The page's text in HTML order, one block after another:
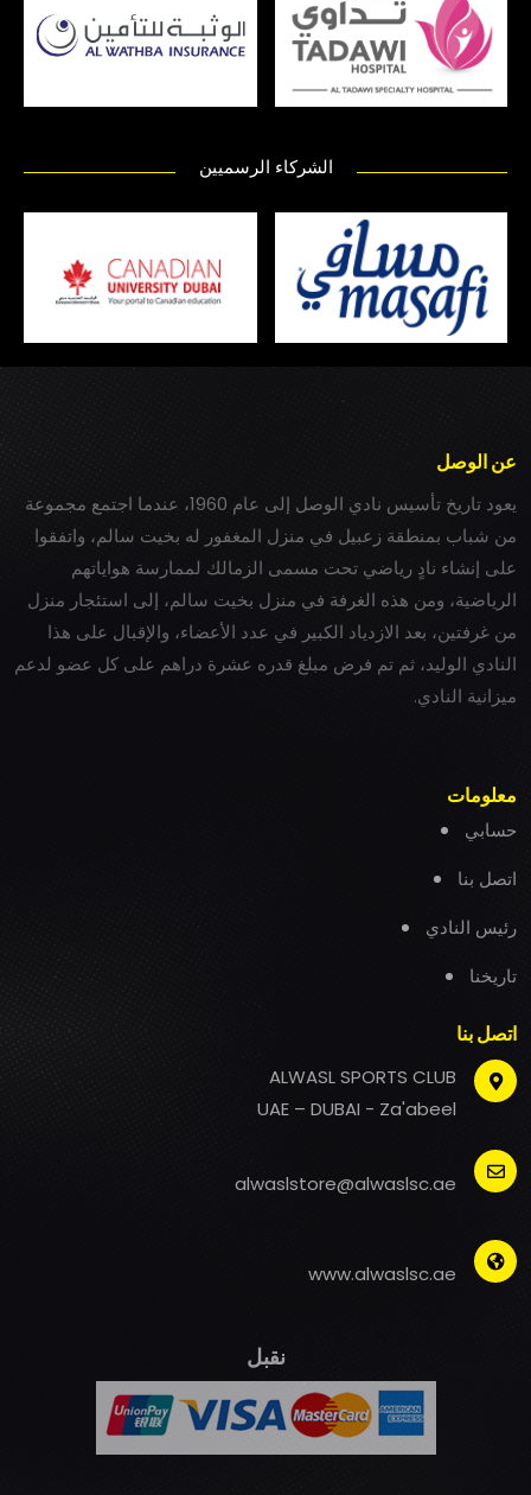
الشركاء الرسميين
عن الوصل
يعود تاريخ تأسيس نادي الوصل إلى عام 1960، عندما اجتمع مجموعة
من شباب بمنطقة زعبيل في منزل المغفور له بخيت سالم، واتفقوا
على إنشاء نادٍ رياضي تحت مسمى الزمالك لممارسة هواياتهم
الرياضية، ومن هذه الغرفة في منزل بخيت سالم، إلى استئجار منزل
من غرفتين، بعد الازدياد الكبير في عدد الأعضاء، والإقبال على هذا
النادي الوليد، ثم تم فرض مبلغ قدره عشرة دراهم على كل عضو لدعم
ميزانية النادي.
معلومات
حسابي
اتصل بنا
رئيس النادي
تاريخنا
اتصل بنا
ALWASL SPORTS CLUB
UAE – DUBAI - Za'abeel
alwaslstore@alwaslsc.ae
www.alwaslsc.ae
نقبل